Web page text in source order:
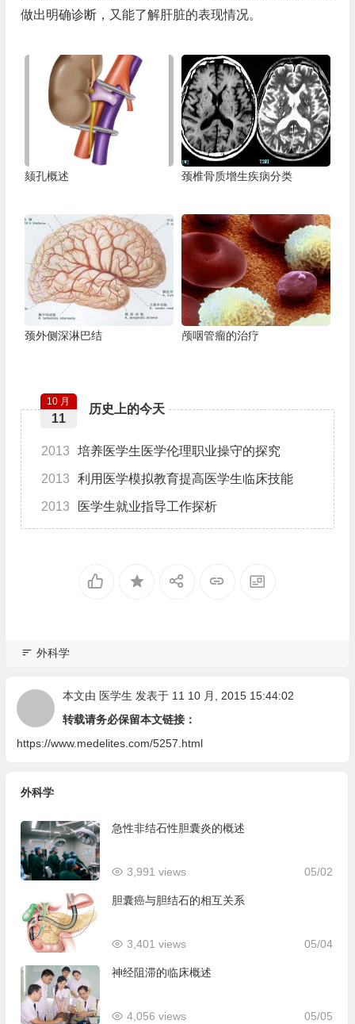
做出明确诊断，又能了解肝脏的表现情况。
颏孔概述 颈椎骨质增生疾病分类
颈外侧深淋巴结 颅咽管瘤的治疗
历史上的今天
10 月
11
2013 培养医学生医学伦理职业操守的探究
2013 利用医学模拟教育提高医学生临床技能
2013 医学生就业指导工作探析
外科学
本文由 医学生 发表于 11 10 月, 2015 15:44:02
转载请务必保留本文链接：
https://www.medelites.com/5257.html
外科学
急性非结石性胆囊炎的概述
05/02
3,991 views
胆囊癌与胆结石的相互关系
05/04
3,401 views
神经阻滞的临床概述
05/05
4,056 views